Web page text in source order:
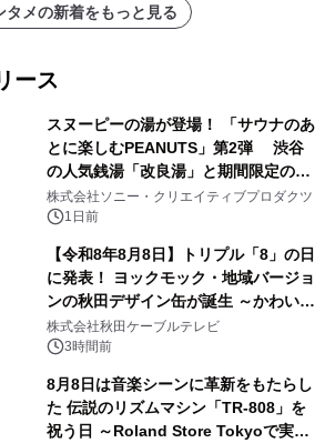
タメの新着をもっと見る
ース
スヌーピーの湯が登場！ 「サウナのあ
とに楽しむPEANUTS」第2弾 渋谷
の人気銭湯「改良湯」と期間限定のコ
ラボレーション サウナイキタイコラ
ボグッズも発売決定！
株式会社ソニー・クリエイティブプロダクツ
1日前
【令和8年8月8日】トリプル「8」の日
に発表！ ヨックモック・地域バージョ
ンの秋田デザイン缶が誕生 ～かわいい
秋田犬の子犬と秋田の四季と名所を巡
るパッケージ～ 9月1日(火)秋田県内で
株式会社秋田ケーブルテレビ
3時間前
8月8日は音楽シーンに革新をもたらし
た 伝説のリズムマシン「TR-808」を
祝う日 ～Roland Store Tokyoで実機